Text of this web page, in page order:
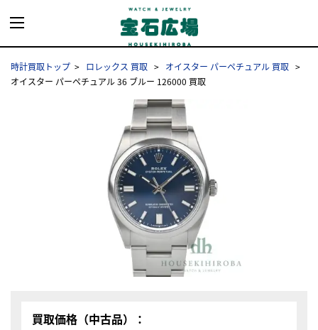
時計買取トップ ロレックス 買取
オイスター パーペチュアル 買取
オイスター パーペチュアル 36 ブルー 126000 買取
買取価格（中古品）：